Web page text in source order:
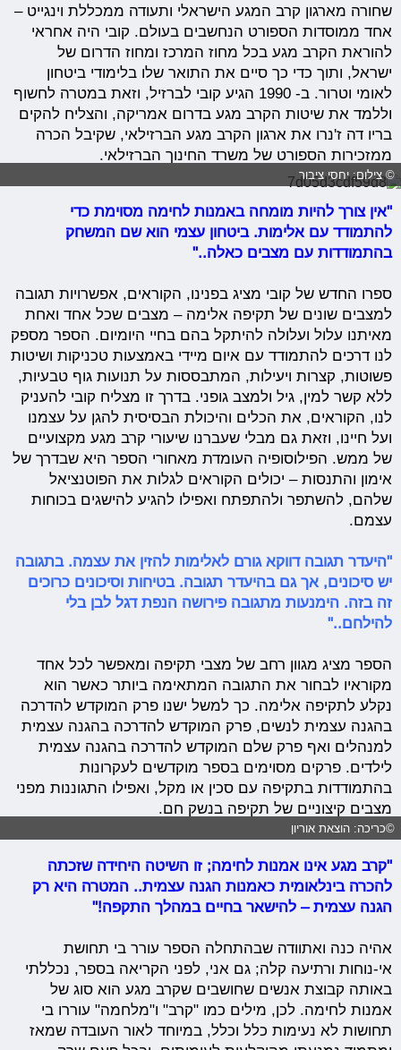
שחורה מארגון קרב המגע הישראלי ותעודה ממכללת וינגייט –
אחד ממוסדות הספורט הנחשבים בעולם. קובי היה אחראי
להוראת הקרב מגע בכל מחוז המרכז ומחוז הדרום של
ישראל, ותוך כדי כך סיים את התואר שלו בלימודי ביטחון
לאומי וטרור. ב- 1990 הגיע קובי לברזיל, וזאת במטרה לחשוף
וללמד את שיטות הקרב מגע בדרום אמריקה, והצליח להקים
בריו דה ז'נרו את ארגון הקרב מגע הברזילאי, שקיבל הכרה
ממזכירות הספורט של משרד החינוך הברזילאי.
© צילום: יחסי ציבור
"אין צורך להיות מומחה באמנות לחימה מסוימת כדי
להתמודד עם אלימות. ביטחון עצמי הוא שם המשחק
בהתמודדות עם מצבים כאלה.."
ספרו החדש של קובי מציג בפנינו, הקוראים, אפשרויות תגובה
למצבים שונים של תקיפה אלימה – מצבים שכל אחד ואחת
מאיתנו עלול ועלולה להיתקל בהם בחיי היומיום. הספר מספק
לנו דרכים להתמודד עם איום מיידי באמצעות טכניקות ושיטות
פשוטות, קצרות ויעילות, המתבססות על תנועות גוף טבעיות,
ללא קשר למין, גיל ולמצב גופני. בדרך זו מצליח קובי להעניק
לנו, הקוראים, את הכלים והיכולת הבסיסית להגן על עצמנו
ועל חיינו, וזאת גם מבלי שעברנו שיעורי קרב מגע מקצועיים
של ממש. הפילוסופיה העומדת מאחורי הספר היא שבדרך של
אימון והתנסות – יכולים הקוראים לגלות את הפוטנציאל
שלהם, להשתפר ולהתפתח ואפילו להגיע להישגים בכוחות
עצמם.
"היעדר תגובה דווקא גורם לאלימות להזין את עצמה. בתגובה
יש סיכונים, אך גם בהיעדר תגובה. בטיחות וסיכונים כרוכים
זה בזה. הימנעות מתגובה פירושה הנפת דגל לבן בלי
להילחם.."
הספר מציג מגוון רחב של מצבי תקיפה ומאפשר לכל אחד
מקוראיו לבחור את התגובה המתאימה ביותר כאשר הוא
נקלע לתקיפה אלימה. כך למשל ישנו פרק המוקדש להדרכה
בהגנה עצמית לנשים, פרק המוקדש להדרכה בהגנה עצמית
למנהלים ואף פרק שלם המוקדש להדרכה בהגנה עצמית
לילדים. פרקים מסוימים בספר מוקדשים לעקרונות
בהתמודדות בתקיפה עם סכין או מקל, ואפילו התגוננות מפני
מצבים קיצוניים של תקיפה בנשק חם.
©כריכה: הוצאת אוריון
"קרב מגע אינו אמנות לחימה; זו השיטה היחידה שזכתה
להכרה בינלאומית כאמנות הגנה עצמית.. המטרה היא רק
הגנה עצמית – להישאר בחיים במהלך התקפה!"
אהיה כנה ואתוודה שבהתחלה הספר עורר בי תחושת
אי-נוחות ורתיעה קלה; גם אני, לפני הקריאה בספר, נכללתי
באותה קבוצת אנשים שחושבים שקרב מגע הוא סוג של
אמנות לחימה. לכן, מילים כמו "קרב" ו"מלחמה" עוררו בי
תחושות לא נעימות כלל וכלל, במיוחד לאור העובדה שמאז